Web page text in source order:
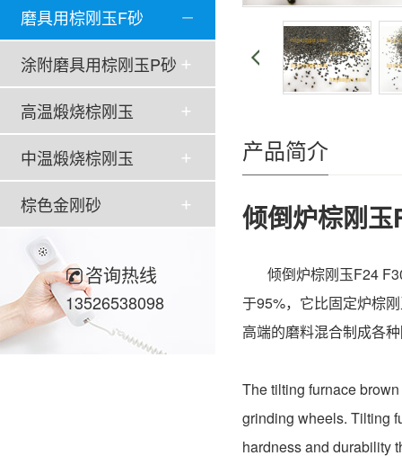
磨具用棕刚玉F砂
涂附磨具用棕刚玉P砂
高温煅烧棕刚玉
中温煅烧棕刚玉
棕色金刚砂
咨询热线
13526538098
产品简介
倾倒炉棕刚
倾倒炉棕刚玉F24
于95%，它比固定炉棕
高端的磨料混合制成各
The tilting furnace
grinding wheels. Tilting
hardness and durability